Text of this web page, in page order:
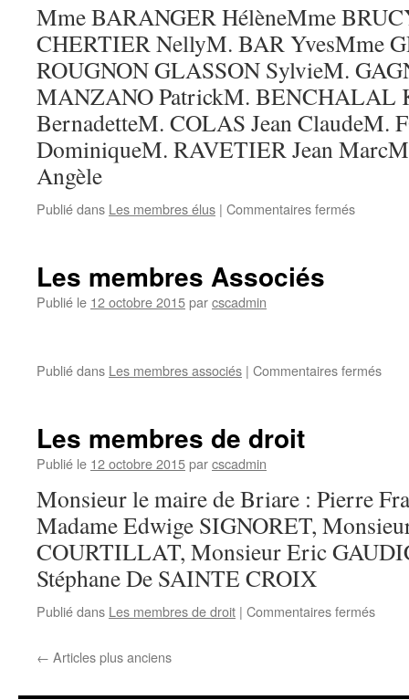
Mme BARANGER HélèneMme
CHERTIER NellyM. BAR YvesMme
ROUGNON GLASSON SylvieM.
MANZANO PatrickM. BENCHALAL
BernadetteM. COLAS Jean ClaudeM.
DominiqueM. RAVETIER Jean
Angèle
Publié dans Les membres élus | Commentaires ferméssur
Les membres Associés
Publié le 12 octobre 2015parcscadmin
Publié dans Les membres associés | Commentaires ferméssur
Les membres de droit
Publié le 12 octobre 2015parcscadmin
Monsieur le maire de Briare : Pierre
Madame Edwige SIGNORET,
COURTILLAT, Monsieur Eric
Stéphane De SAINTE CROIX
Publié dans Les membres de droit | Commentaires ferméssur
← Articles plus anciens